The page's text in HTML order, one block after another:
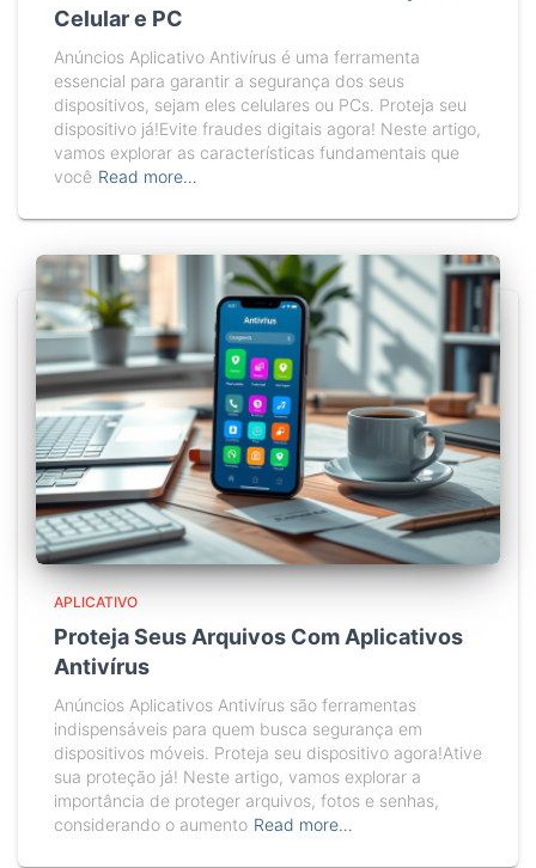
Celular e PC
Anúncios Aplicativo Antivírus é uma ferramenta
essencial para garantir a segurança dos seus
dispositivos, sejam eles celulares ou PCs. Proteja seu
dispositivo já!Evite fraudes digitais agora! Neste artigo,
vamos explorar as características fundamentais que
você Read more…
APLICATIVO
Proteja Seus Arquivos Com Aplicativos
Antivírus
Anúncios Aplicativos Antivírus são ferramentas
indispensáveis para quem busca segurança em
dispositivos móveis. Proteja seu dispositivo agora!Ative
sua proteção já! Neste artigo, vamos explorar a
importância de proteger arquivos, fotos e senhas,
considerando o aumento Read more…